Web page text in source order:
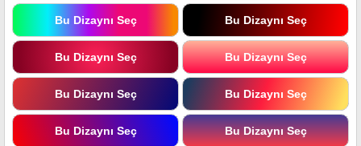
Bu Dizaynı Seç Bu Dizaynı Seç
Bu Dizaynı Seç Bu Dizaynı Seç
Bu Dizaynı Seç Bu Dizaynı Seç
Bu Dizaynı Seç Bu Dizaynı Seç